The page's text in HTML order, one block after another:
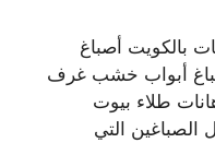
بالكويت أصباغ
أبواب خشب غرف
طلاء بيوت
التي